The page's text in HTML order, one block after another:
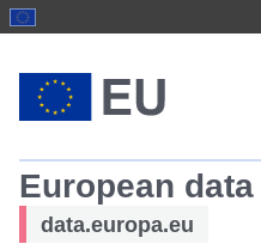
European data
data.europa.eu